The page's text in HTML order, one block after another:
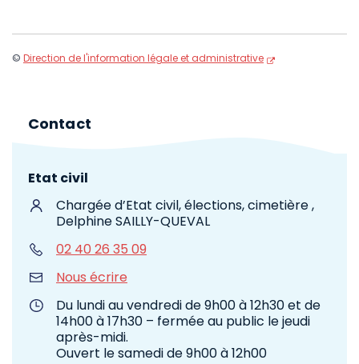
© Direction de l'information légale et administrative
Contact
Etat civil
Chargée d’Etat civil, élections, cimetière ,
Delphine SAILLY-QUEVAL
02 40 26 35 09
Nous écrire
Du lundi au vendredi de 9h00 à 12h30 et de
14h00 à 17h30 – fermée au public le jeudi
après-midi.
Ouvert le samedi de 9h00 à 12h00